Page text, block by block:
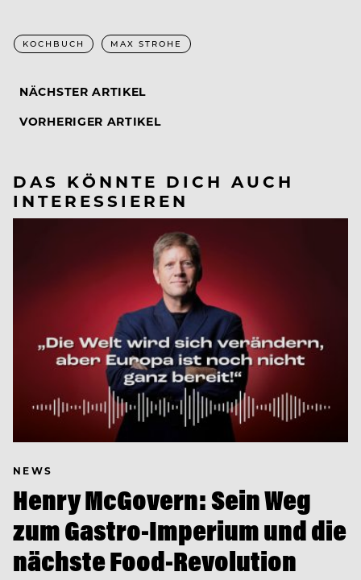
KOCHBUCH MAX STROHE
NÄCHSTER ARTIKEL
VORHERIGER ARTIKEL
DAS KÖNNTE DICH AUCH
INTERESSIEREN
NEWS
Henry McGovern: Sein Weg
zum Gastro-Imperium und die
nächste Food-Revolution